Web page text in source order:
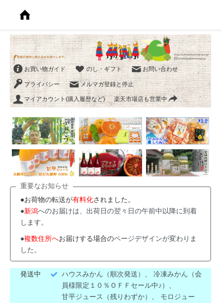
お買い物ガイド のし・ギフト お問い合わせ
プライバシー メルマガ登録と停止
マイアカウント(購入履歴など) 楽天市場店も営業中
重要なお知らせ
●お荷物の転送が有料化されました。
●新潟へのお届けは、出荷日の翌々日の午前中以降に到着
します。
●複数住所へお届けする場合のページデザインが変わりま
した。
発送中 ハウスみかん（順次発送） 、冷凍みかん（会
員様限定１０％ＯＦＦセール中♪）
甘平ジュース（残りわずか）
モロジュー